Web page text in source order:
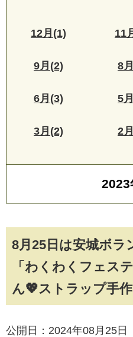
8月25日は安城ボラ
「わくわくフェス
ん💖ストラップ手
公開日：2024年08月25
12月(1) 11
9月(2) 8
6月(3) 5
3月(2) 2
2023